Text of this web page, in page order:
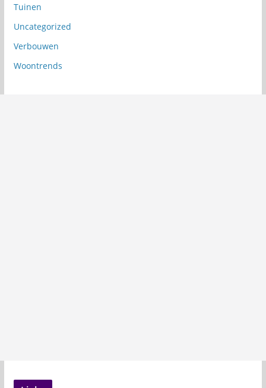
Tuinen
Uncategorized
Verbouwen
Woontrends